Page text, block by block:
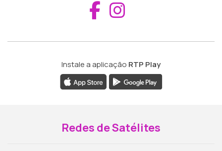
Aceder ao
Instale a aplicação RTP Play
Redes de Satélites